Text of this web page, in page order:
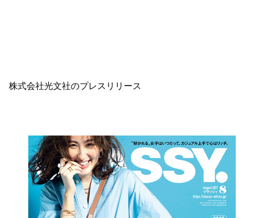
株式会社光文社のプレスリリース